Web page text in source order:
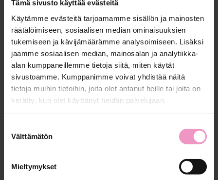
Tämä sivusto käyttää evästeitä
Käytämme evästeitä tarjoamamme sisällön ja mainosten
räätälöimiseen, sosiaalisen median ominaisuuksien
tukemiseen ja kävijämäärämme analysoimiseen. Lisäksi
jaamme sosiaalisen median, mainosalan ja analytiikka-
alan kumppaneillemme tietoja siitä, miten käytät
sivustoamme. Kumppanimme voivat yhdistää näitä
tietoja muihin tietoihin, joita olet antanut heille tai joita on
kerätty, kun olet käyttänyt heidän palvelujaan.
Välttämätön
Mieltymykset
sen antamista tasapuolisesti kaikille tiimin jäsenille, hän
pohtii.
Mitä ajatuksia
valmennuspäivästä jäi käteen?
Kari Liuska:
osaa luontaisesti antaa kiitosta ja kehuja. Ja vaikka itse
antaisi kehuja, ei välttämättä kuitenkaan saa sitä omasta
työstään. Valmennuspäivän aikana huomasin, miten
hyvältä tuntui muidenkin puolesta, kun he saivat positiivista